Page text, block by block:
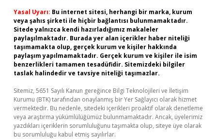
Yasal Uyarı: Bu internet sitesi, herhangi bir marka, kurum
veya şahıs şirketi ile hiçbir bağlantısı bulunmamaktadır.
Sitede yalnızca kendi hazırladığımız makaleler
paylaşılmaktadır. Burada yer alan içerikler haber niteliği
taşımamakta olup, gerçek kurum ve kişiler hakkında
paylaşım yapılmamaktadır. Gerçek kurum ve kişiler ile isim
benzerlikleri tamamen tesadüfidir. Sitemizdeki bilgiler
taslak halindedir ve tavsiye niteliği taşımazlar.
Sitemiz, 5651 Sayılı Kanun gereğince Bilgi Teknolojileri ve İletişim
Kurumu (BTK) tarafından onaylanmış bir Yer Sağlayıcı olarak hizmet
vermektedir. Bu nedenle, sitedeki içerikleri proaktif olarak denetleme
veya araştırma yükümlülüğümüz bulunmamaktadır. Ancak, üyelerimiz
yazdıkları içeriklerin sorumluluğunu taşımakta olup, siteye üye olarak
bu sorumluluğu kabul etmiş sayılırlar.